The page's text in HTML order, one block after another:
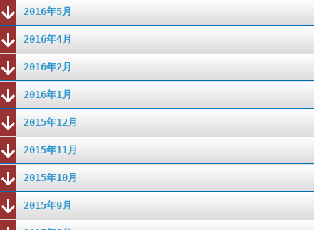
2016年5月
2016年4月
2016年2月
2016年1月
2015年12月
2015年11月
2015年10月
2015年9月